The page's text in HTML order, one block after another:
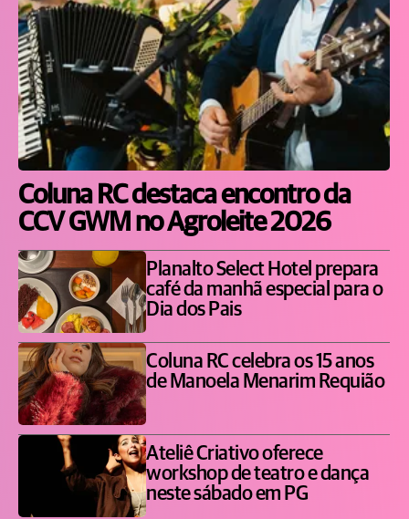
Coluna RC destaca encontro da
CCV GWM no Agroleite 2026
Planalto Select Hotel prepara
café da manhã especial para o
Dia dos Pais
Coluna RC celebra os 15 anos
de Manoela Menarim Requião
Ateliê Criativo oferece
workshop de teatro e dança
neste sábado em PG